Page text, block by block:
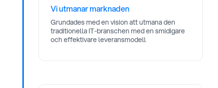
Vi utmanar marknaden
Grundades med en vision att utmana den
traditionella IT-branschen med en smidigare
och effektivare leveransmodell